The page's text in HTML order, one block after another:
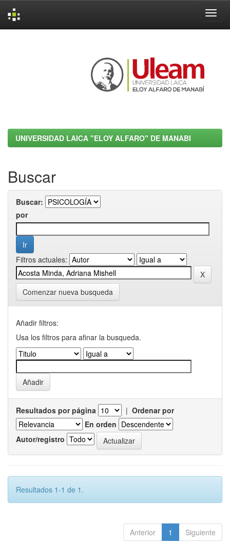
UNIVERSIDAD LAICA "ELOY ALFARO" DE MANABI
Buscar
Buscar:
por
Filtros actuales:
Comenzar nueva busqueda
Añadir filtros:
Usa los filtros para afinar la busqueda.
Resultados por página | Ordenar por
En orden
Autor/registro
Resultados 1-1 de 1.
Anterior 1 Siguiente